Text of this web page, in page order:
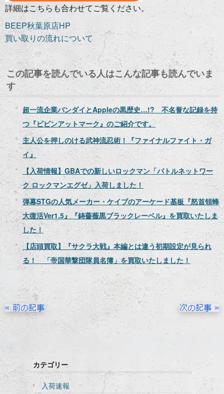
詳細はこちらも合わせてご覧ください。
BEEP秋葉原店HP
買い取りの流れについて
この記事を読んでいる人はこんな記事も読んでいま
す
超一流企業バンダイとAppleの黒歴史…!? 不名誉な記録を持
つ『ピピンアットマーク』のご紹介です。
主人公を押しのける武神流忍術！『ファイナルファイト・ガ
イ』
【入荷情報】GBAでの新しいロックマン「バトルネットワー
ク ロックマンエグゼ」入荷しました！
弾幕STGの人気メーカー・ケイブのアーケード基板『怒首領蜂
大復活Ver1.5』『鋳薔薇黒ブラックレーベル』を買取いたしま
した！
【店頭買取】『サクラ大戦』本編とは違う初期設定が見られ
る！ 「帝国華撃団隊員名簿」を買取いたしました！
カテゴリー
入荷速報